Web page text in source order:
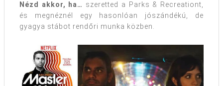
Nézd akkor, ha… szeretted a Parks & Recreationt,
és megnéznél egy hasonlóan jószándékú, de
gyagya stábot rendőri munka közben.